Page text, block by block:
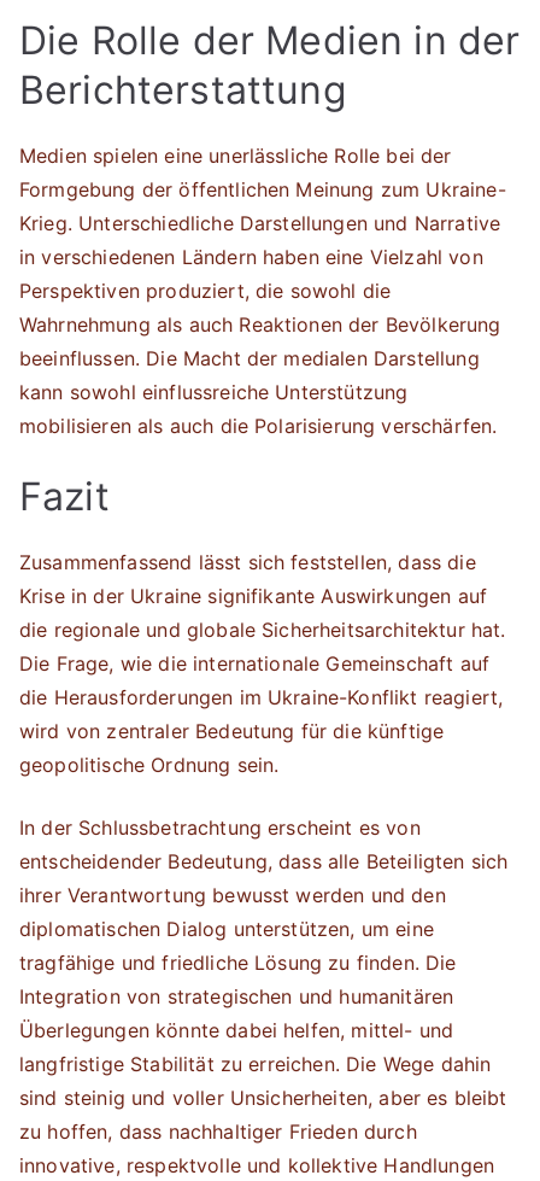
Die Rolle der Medien in der
Berichterstattung
Medien spielen eine unerlässliche Rolle bei der
Formgebung der öffentlichen Meinung zum Ukraine-
Krieg. Unterschiedliche Darstellungen und Narrative
in verschiedenen Ländern haben eine Vielzahl von
Perspektiven produziert, die sowohl die
Wahrnehmung als auch Reaktionen der Bevölkerung
beeinflussen. Die Macht der medialen Darstellung
kann sowohl einflussreiche Unterstützung
mobilisieren als auch die Polarisierung verschärfen.
Fazit
Zusammenfassend lässt sich feststellen, dass die
Krise in der Ukraine signifikante Auswirkungen auf
die regionale und globale Sicherheitsarchitektur hat.
Die Frage, wie die internationale Gemeinschaft auf
die Herausforderungen im Ukraine-Konflikt reagiert,
wird von zentraler Bedeutung für die künftige
geopolitische Ordnung sein.
In der Schlussbetrachtung erscheint es von
entscheidender Bedeutung, dass alle Beteiligten sich
ihrer Verantwortung bewusst werden und den
diplomatischen Dialog unterstützen, um eine
tragfähige und friedliche Lösung zu finden. Die
Integration von strategischen und humanitären
Überlegungen könnte dabei helfen, mittel- und
langfristige Stabilität zu erreichen. Die Wege dahin
sind steinig und voller Unsicherheiten, aber es bleibt
zu hoffen, dass nachhaltiger Frieden durch
innovative, respektvolle und kollektive Handlungen